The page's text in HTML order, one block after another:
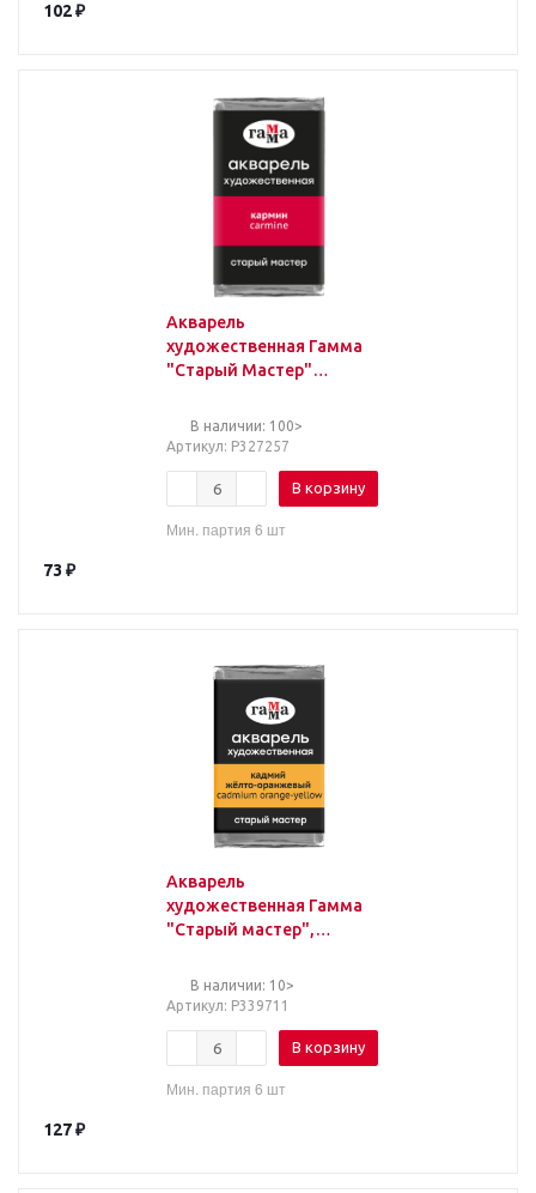
102₽
Акварель
художественная Гамма
"Старый Мастер"
В наличии: 100>
Артикул: Р327257
В корзину
Мин. партия 6 шт
73 ₽
Акварель
художественная Гамма
"Старый мастер",
оранжевый, 2,6мл,
кювета
В наличии: 10>
Артикул: Р339711
В корзину
Мин. партия 6 шт
127₽